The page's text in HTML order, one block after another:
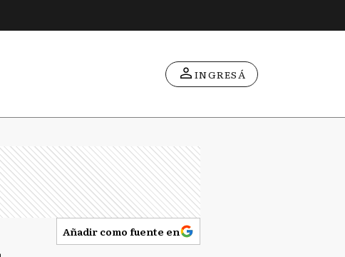
INGRESÁ
Añadir como fuente en